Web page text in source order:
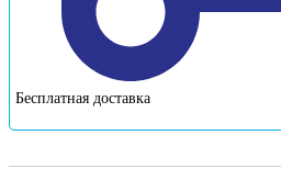
Бесплатная доставка